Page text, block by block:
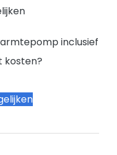
inclusief
kosten?